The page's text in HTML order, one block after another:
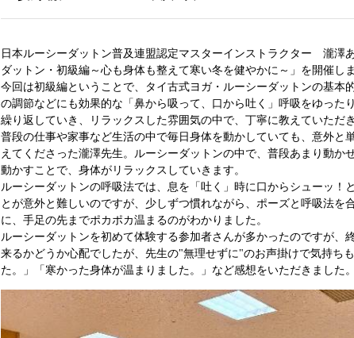
日本ルーシーダットン普及連盟認定マスターインストラクター 瀧澤
ダットン・初級編～心も身体も整えて寒い冬を健やかに～」を開催しま
今回は初級編ということで、タイ古式ヨガ・ルーシーダットンの基本
の調節などにも効果的な「鼻から吸って、口から吐く」呼吸をゆった
繰り返していき、リラックスした雰囲気の中で、丁寧に教えていただき
普段の仕事や家事など生活の中で毎日身体を動かしていても、意外と
えてくださった瀧澤先生。ルーシーダットンの中で、普段あまり動か
動かすことで、身体がリラックスしていきます。
ルーシーダットンの呼吸法では、息を「吐く」時に口からシューッ！
とが意外と難しいのですが、少しずつ慣れながら、ポーズと呼吸法を
に、手足の先までポカポカ温まるのがわかりました。
ルーシーダットンを初めて体験する参加者さんが多かったのですが、
来るかどうか心配でしたが、先生の"無理せずに"のお声掛けで気持ち
た。」「寒かった身体が温まりました。」など感想をいただきました。